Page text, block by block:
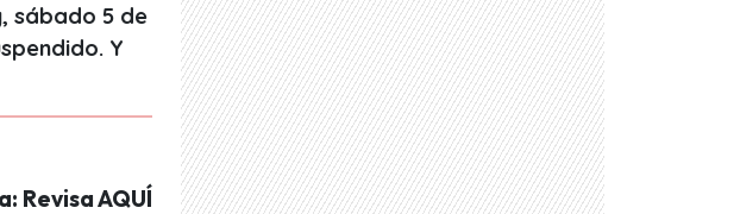
sábado 5 de
Y
Revisa AQUÍ